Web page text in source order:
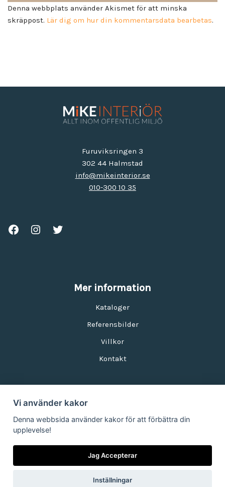
Denna webbplats använder Akismet för att minska
skräppost. Lär dig om hur din kommentarsdata bearbetas.
Furuviksringen 3
302 44 Halmstad
info@mikeinterior.se
010-300 10 35
Mer information
Kataloger
Referensbilder
Villkor
Kontakt
Vi använder kakor
Denna webbsida använder kakor för att förbättra din
upplevelse!
Jag Accepterar
Inställningar